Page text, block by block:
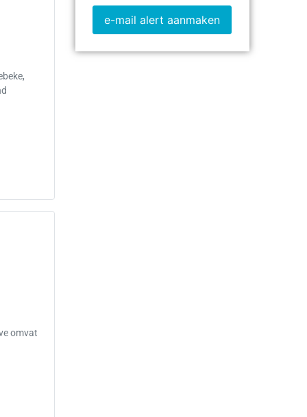
omvat
e-mail alert aanmaken